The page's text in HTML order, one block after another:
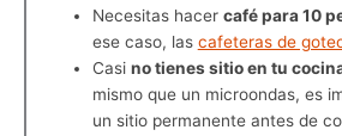
Necesitas hacer café para 10
ese caso, las cafeteras de
Casi no tienes sitio en tu
mismo que un microondas, es
un sitio permanente antes de